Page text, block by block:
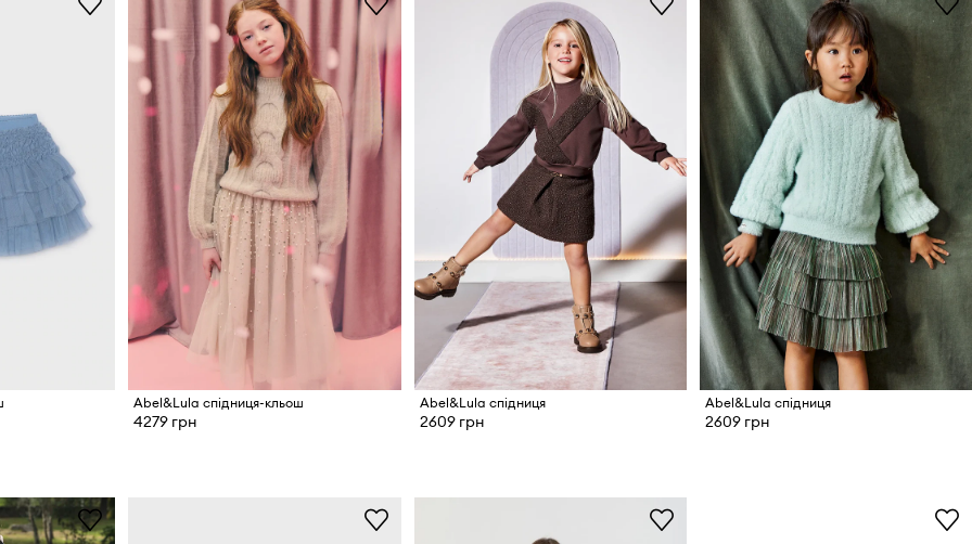
Abel&Lula спідниця-кльош
4279 грн
Abel&Lula спідниця
2609 грн
Abel&Lula спідниця
2609 грн